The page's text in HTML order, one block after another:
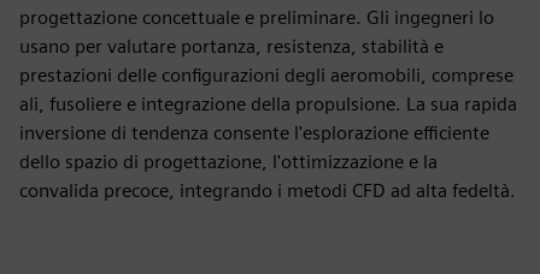
progettazione concettuale e preliminare. Gli ingegneri lo
usano per valutare portanza, resistenza, stabilità e
prestazioni delle configurazioni degli aeromobili, comprese
ali, fusoliere e integrazione della propulsione. La sua rapida
inversione di tendenza consente l'esplorazione efficiente
dello spazio di progettazione, l'ottimizzazione e la
convalida precoce, integrando i metodi CFD ad alta fedeltà.